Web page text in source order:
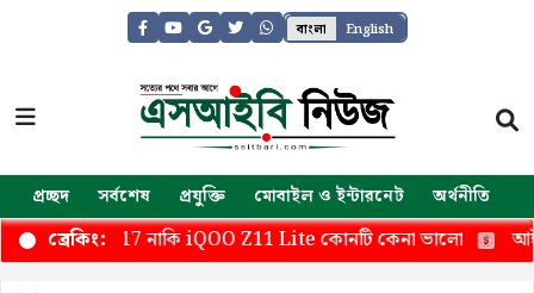
বাংলা English
প্রচ্ছদ সর্বশেষ প্রযুক্তি মোবাইল ও ইন্টারনেট অর্থনীতি
ব্রেকিং:
M17 নাকি iQOO Z11 Lite কোনটি কেনা ভালো